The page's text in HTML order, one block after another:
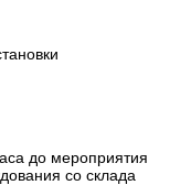
до мероприятия
со склада